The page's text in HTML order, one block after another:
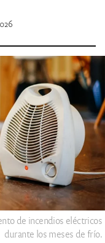
de incendios eléctricos
durante los meses de frío.